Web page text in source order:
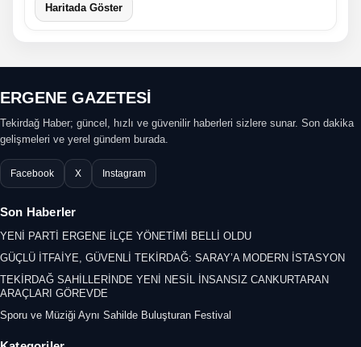
Haritada Göster
ERGENE GAZETESİ
Tekirdağ Haber; güncel, hızlı ve güvenilir haberleri sizlere sunar. Son dakika
gelişmeleri ve yerel gündem burada.
Facebook X Instagram
Son Haberler
YENİ PARTİ ERGENE İLÇE YÖNETİMİ BELLİ OLDU
GÜÇLÜ İTFAİYE, GÜVENLİ TEKİRDAĞ: SARAY’A MODERN İSTASYON
TEKİRDAĞ SAHİLLERİNDE YENİ NESİL İNSANSIZ CANKURTARAN
ARAÇLARI GÖREVDE
Sporu ve Müziği Aynı Sahilde Buluşturan Festival